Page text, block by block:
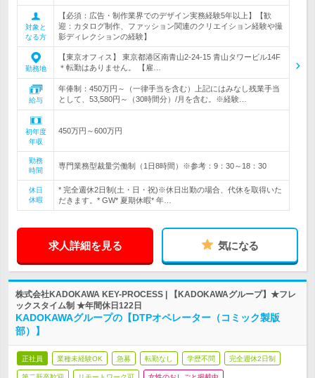
対象と
なる方
【必須：広告・制作業界でのデザイン実務経験5年以上】【歓
迎：カタログ制作、ファッション関連のクリエイション経験や撮
影ディレクションの経験】
勤務地
【東京オフィス】 東京都港区南青山2-24-15 青山タワービル14F
＊転勤はありません。 【雇…
給与
年俸制：450万円～（一律手当を含む）上記にはみなし残業手当
として、53,580円～（30時間分）/月を含む。※経験…
初年度
年収
450万円～600万円
勤務
時間
専門業務型裁量労働制（1日8時間）※参考：9：30～18：30
休日
休暇
* 完全週休2日制(土・日・祝)※休日出勤の場合、代休を取得いた
だきます。* GW* 夏期休暇* 年…
求人詳細を見る 気になる
株式会社KADOKAWA KEY-PROCESS | 【KADOKAWAグループ】★フレ
ックスタイム制 ★年間休日122日
KADOKAWAグループの【DTPオペレーター（コミック製版
部）】
正社員 業種未経験OK 急募 転勤なし 学歴不問 完全週休2日制